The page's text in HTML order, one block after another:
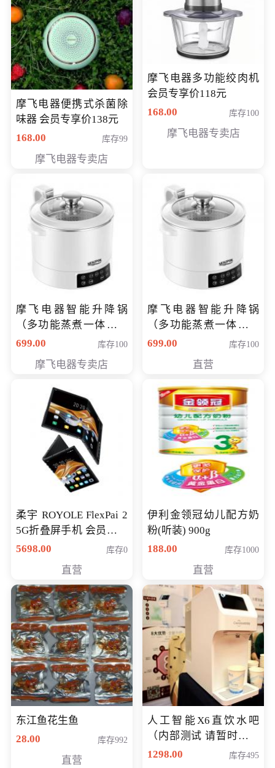
摩飞电器便携式杀菌除
味器 会员专享价138元
168.00
库存99
摩飞电器专卖店
摩飞电器多功能绞肉机
会员专享价118元
168.00
库存100
摩飞电器专卖店
摩飞电器智能升降锅
（多功能蒸煮一体锅）
（智能升降养生锅） 会
699.00 库存100
摩飞电器专卖店
摩飞电器智能升降锅
（多功能蒸煮一体锅）
（智能升降养生锅） 会
699.00 库存100
直营
柔宇 ROYOLE FlexPai 2
5G折叠屏手机 会员专享
购买价格 4998元
5698.00 库存0
直营
伊利金领冠幼儿配方奶
粉(听装) 900g
188.00
库存1000
直营
东江鱼花生鱼
28.00
库存992
直营
人工智能X6直饮水吧
（内部测试 请暂时不要
购买）
1298.00 库存495